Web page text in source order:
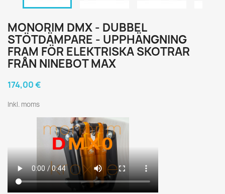
MONORIM DMX - DUBBEL
STÖTDÄMPARE - UPPHÄNGNING
FRAM FÖR ELEKTRISKA SKOTRAR
FRÅN NINEBOT MAX
174,00 €
Inkl. moms